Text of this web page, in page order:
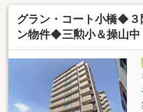
軌鉄道東山本線「
田屋敷店：徒歩10
分三勲小学校：徒
入、シングルの方
をご提案し、ロー
入居までしっかり
グラン・コート小橋◆
ン物件◆三勲小＆操山中